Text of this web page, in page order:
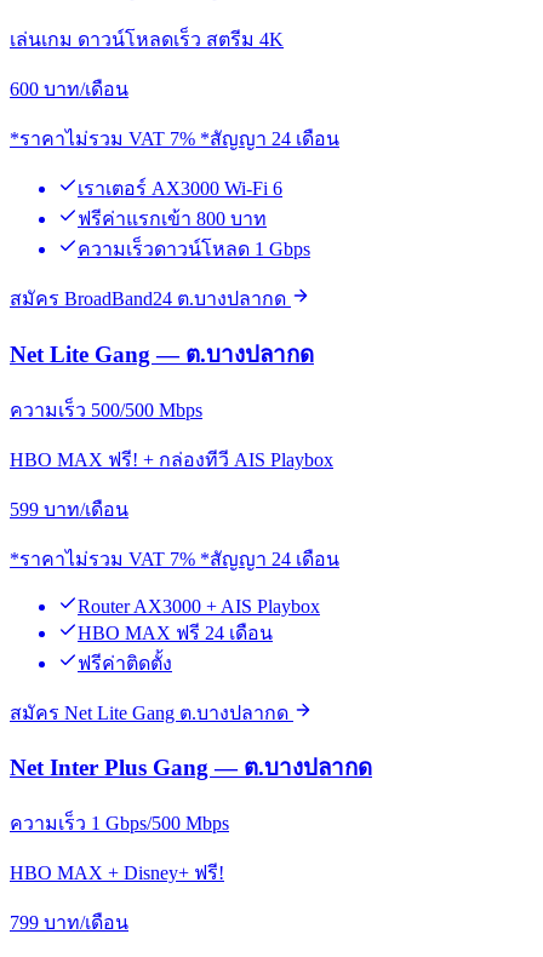
เล่นเกม ดาวน์โหลดเร็ว สตรีม 4K
600 บาท/เดือน
*ราคาไม่รวม VAT 7% *สัญญา 24 เดือน
เราเตอร์ AX3000 Wi-Fi 6
ฟรีค่าแรกเข้า 800 บาท
ความเร็วดาวน์โหลด 1 Gbps
สมัคร BroadBand24 ต.บางปลากด
Net Lite Gang — ต.บางปลากด
ความเร็ว 500/500 Mbps
HBO MAX ฟรี! + กล่องทีวี AIS Playbox
599 บาท/เดือน
*ราคาไม่รวม VAT 7% *สัญญา 24 เดือน
Router AX3000 + AIS Playbox
HBO MAX ฟรี 24 เดือน
ฟรีค่าติดตั้ง
สมัคร Net Lite Gang ต.บางปลากด
Net Inter Plus Gang — ต.บางปลากด
ความเร็ว 1 Gbps/500 Mbps
HBO MAX + Disney+ ฟรี!
799 บาท/เดือน